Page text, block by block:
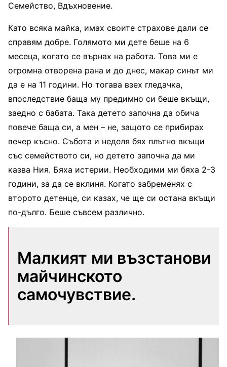
Семейство, Вдъхновение.
Като всяка майка, имах своите страхове дали се
справям добре. Голямото ми дете беше на 6
месеца, когато се върнах на работа. Това ми е
огромна отворена рана и до днес, макар синът ми
да е на 11 години. Но тогава взех гледачка,
впоследствие баща му предимно си беше вкъщи,
заедно с бабата. Така детето започна да обича
повече баща си, а мен – не, защото се прибирах
вечер късно. Събота и неделя бях плътно вкъщи
със семейството си, но детето започна да ми
казва Ния. Бяха истерии. Необходими ми бяха 2-3
години, за да се вклиня. Когато забременях с
второто детенце, си казах, че ще си остана вкъщи
по-дълго. Беше съвсем различно.
Малкият ми възстанови
майчинското
самочувствие.